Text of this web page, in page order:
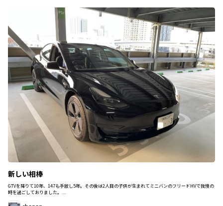
新しい相棒
GTVを降りて10年、147も手放し5年。その後は2人目の子供が生まれてミニバンのフリードHVで我慢の
時を過ごしておりました。...